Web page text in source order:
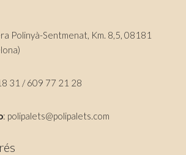
Polinyà-Sentmenat, Km. 8,5, 08181
31 / 609 77 21 28
: polipalets@polipalets.com